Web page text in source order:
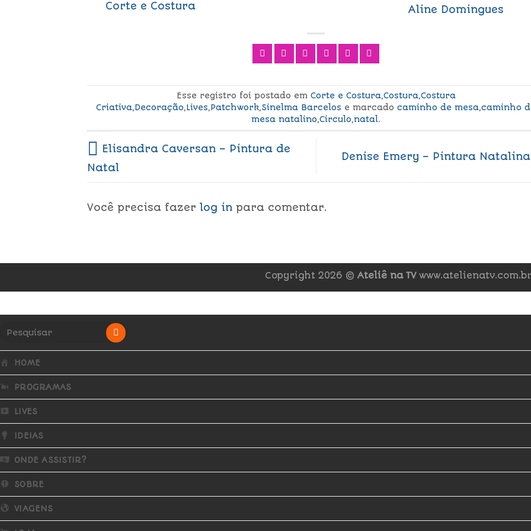
Corte e Costura
Aline Domingues
Esse registro foi postado em Corte e Costura,Costura,Costura
Criativa,Decoração,Lives,Patchwork,Sinelma Barcelos e marcadocaminho de mesa,caminho
mesa natalino,Circulo,natal.
Elisandra Caversan – Pintura de
Natal
Denise Emery – Pintura
Você precisa fazer log in para comentar.
Copyright 2026 © Ateliê na TV
HOME
PROGRAMAS
LIVES
IDEIAS
ONDE ASSISTIR?
SOBRE
VIAGENS